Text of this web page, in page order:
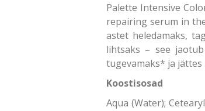
Palette Intensive
repairing serum in
astet heledamaks,
lihtsaks – see
tugevamaks* ja
Koostisosad
Aqua (Water);